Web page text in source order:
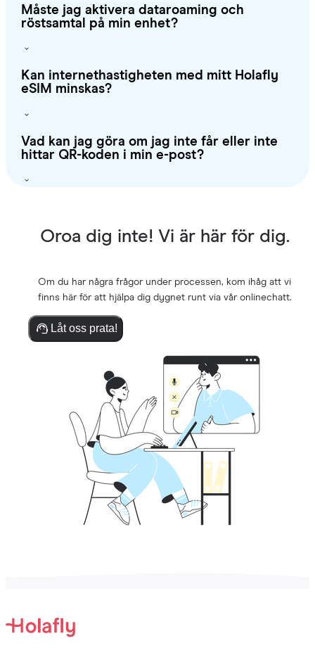
Måste jag aktivera dataroaming och
röstsamtal på min enhet?
Kan internethastigheten med mitt Holafly
eSIM minskas?
Vad kan jag göra om jag inte får eller inte
hittar QR-koden i min e-post?
Oroa dig inte! Vi är här för dig.
Om du har några frågor under processen, kom ihåg att vi
finns här för att hjälpa dig dygnet runt via vår onlinechatt.
Låt oss prata!